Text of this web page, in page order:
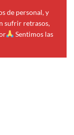
de personal, y
sufrir retrasos,
Sentimos las